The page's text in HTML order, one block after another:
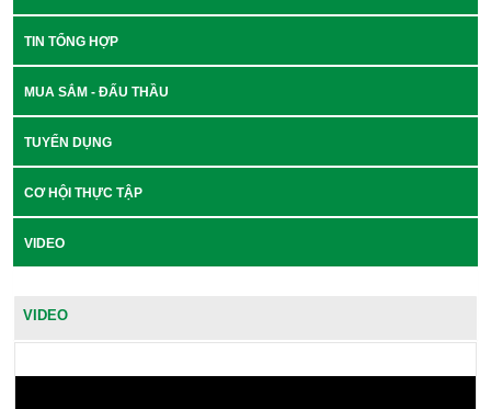
TIN TỔNG HỢP
MUA SẮM - ĐẤU THẦU
TUYỂN DỤNG
CƠ HỘI THỰC TẬP
VIDEO
VIDEO